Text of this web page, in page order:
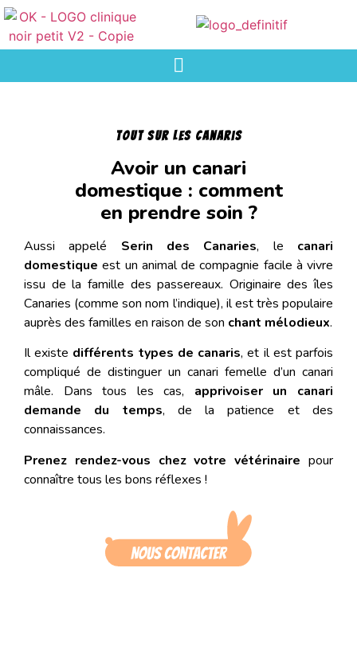
Tout sur les canaris
Avoir un canari
domestique : comment
en prendre soin ?
Aussi appelé Serin des Canaries, le canari
domestique est un animal de compagnie facile à vivre
issu de la famille des passereaux. Originaire des îles
Canaries (comme son nom l’indique), il est très populaire
auprès des familles en raison de son chant mélodieux.
Il existe différents types de canaris, et il est parfois
compliqué de distinguer un canari femelle d’un canari
mâle. Dans tous les cas, apprivoiser un canari
demande du temps, de la patience et des
connaissances.
Prenez rendez-vous chez votre vétérinaire pour
connaître tous les bons réflexes !